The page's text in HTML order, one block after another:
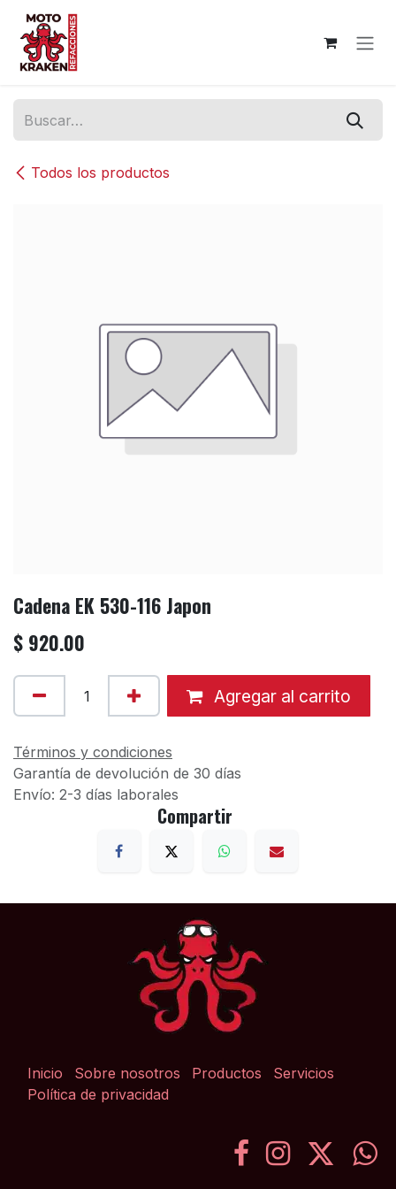
Ir al contenido
Todos los productos
Cadena EK 530-116 Japon
$ 920.00
Agregar al carrito
Términos y condiciones
Garantía de devolución de 30 días
Envío: 2-3 días laborales
Compartir
Inicio Sobre nosotros Productos
Servicios
Política de privacidad